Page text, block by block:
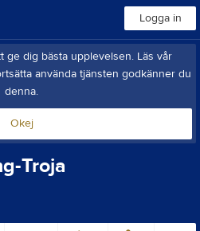
Logga in
ge dig bästa upplevelsen. Läs vår
använda tjänsten godkänner du
denna.
Okej
Troja